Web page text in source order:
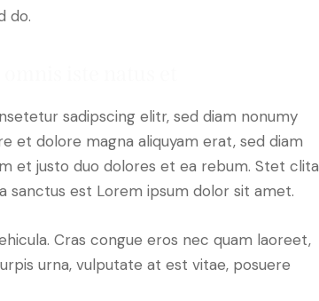
do.
sadipscing elitr, sed diam nonumy
et dolore magna aliquyam erat, sed diam
et justo duo dolores et ea rebum. Stet clita
sanctus est Lorem ipsum dolor sit amet.
Cras congue eros nec quam laoreet,
urna, vulputate at est vitae, posuere